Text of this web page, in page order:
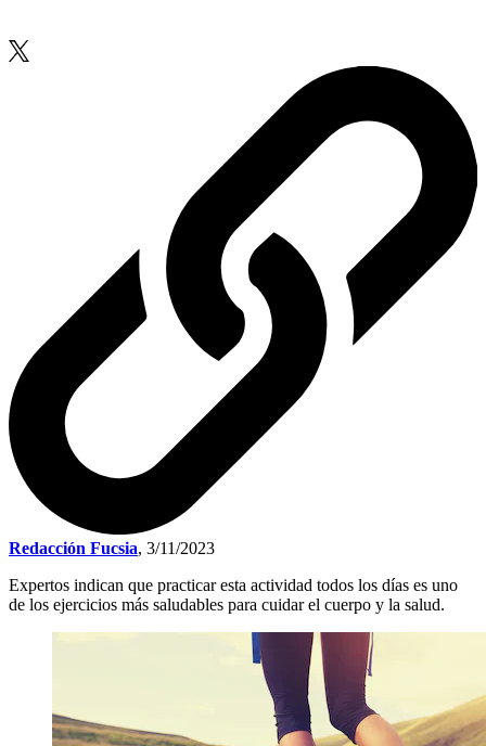
Redacción Fucsia, 3/11/2023
Expertos indican que practicar esta actividad todos los días es uno
de los ejercicios más saludables para cuidar el cuerpo y la salud.